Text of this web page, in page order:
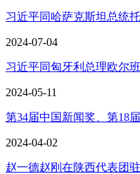
习近平同哈萨克斯坦总统
2024-07-04
习近平同匈牙利总理欧尔
2024-05-11
第34届中国新闻奖、第18
2024-04-02
赵一德赵刚在陕西代表团